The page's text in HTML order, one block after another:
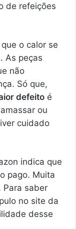
de refeições
o calor se
As peças
não
Só que,
defeito é
ou
cuidado
indica que
pago. Muita
Para saber
no site da
desse